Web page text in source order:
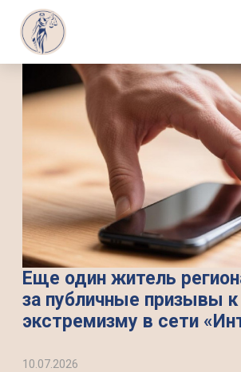
Основная
О нас
Люди, события,
Суд в помощь
История
Контакты
Суды области
Информация по
Музей
Еще один житель
за публичные призывы к
экстремизму в сети
10.07.2026